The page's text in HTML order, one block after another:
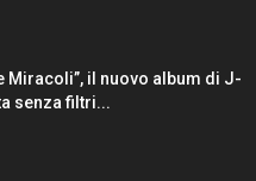
Miracoli”, il nuovo album di J-
senza filtri...